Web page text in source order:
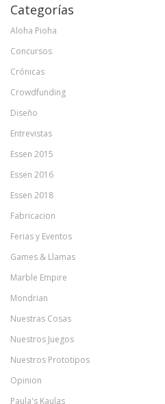
Categorías
Aloha Pioha
Concursos
Crónicas
Crowdfunding
Diseño
Entrevistas
Essen 2015
Essen 2016
Essen 2018
Fabricacion
Ferias y Eventos
Games & Llamas
Marble Empire
Mondrian
Nuestras Cosas
Nuestros Juegos
Nuestros Prototipos
Opinion
Paula's Kaulas